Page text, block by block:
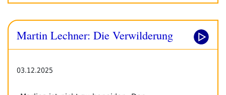
Martin Lechner: Die Verwilderung
03.12.2025